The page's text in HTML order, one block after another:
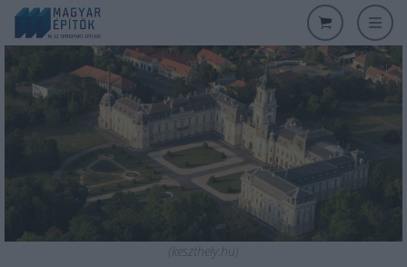
(keszthely.hu)